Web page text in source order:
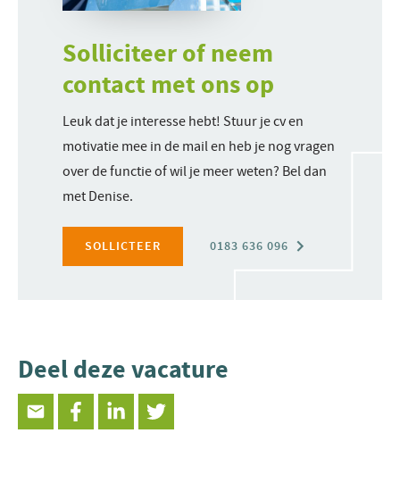
Solliciteer of neem
contact met ons op
Leuk dat je interesse hebt! Stuur je cv en
motivatie mee in de mail en heb je nog vragen
over de functie of wil je meer weten? Bel dan
met Denise.
SOLLICTEER 0183 636 096
Deel deze vacature